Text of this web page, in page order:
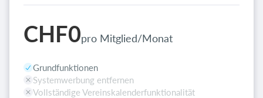
CHF0pro Mitglied/Monat
Grundfunktionen
Systemwerbung entfernen
Vollständige Vereinskalenderfunktionalität